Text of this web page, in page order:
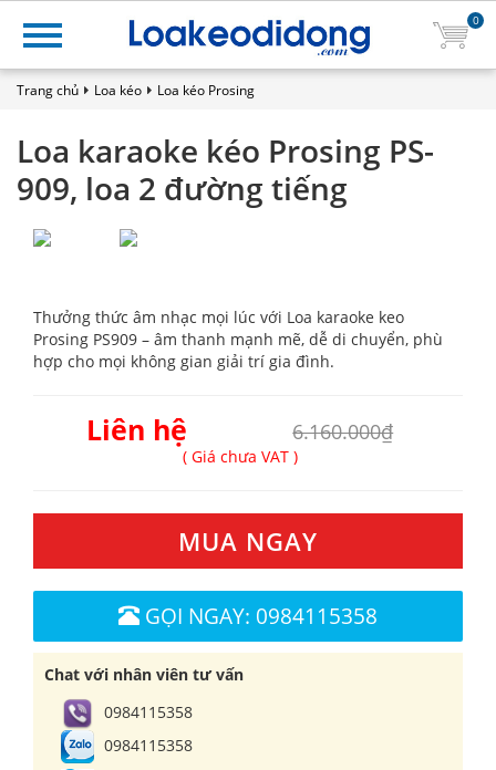
0
Trang chủ Loa kéo Loa kéo Prosing
Loa karaoke kéo Prosing PS-
909, loa 2 đường tiếng
Thưởng thức âm nhạc mọi lúc với Loa karaoke keo
Prosing PS909 – âm thanh mạnh mẽ, dễ di chuyển, phù
hợp cho mọi không gian giải trí gia đình.
Liên hệ 6.160.000₫
( Giá chưa VAT )
MUA NGAY
GỌI NGAY: 0984115358
Chat với nhân viên tư vấn
0984115358
0984115358